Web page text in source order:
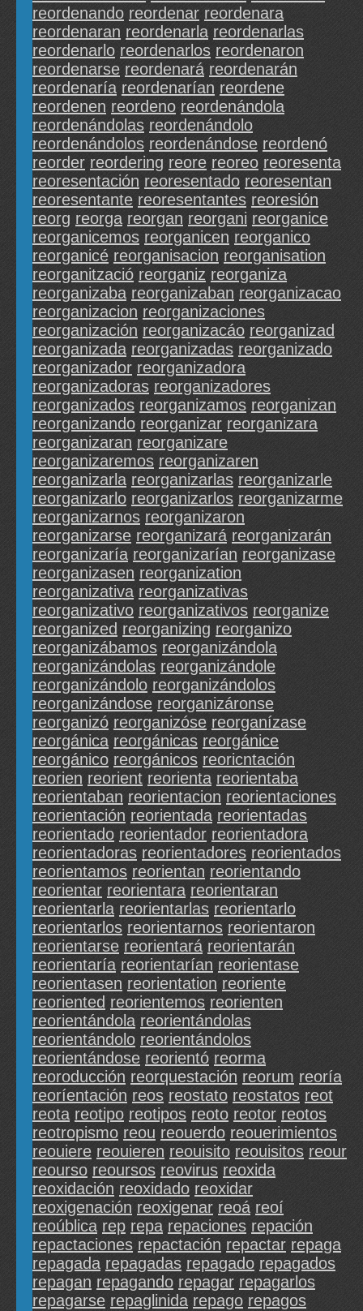
reordenando reordenar reordenara
reordenaran reordenarla reordenarlas
reordenarlo reordenarlos reordenaron
reordenarse reordenará reordenarán
reordenaría reordenarían reordene
reordenen reordeno reordenándola
reordenándolas reordenándolo
reordenándolos reordenándose reordenó
reorder reordering reore reoreo reoresenta
reoresentación reoresentado reoresentan
reoresentante reoresentantes reoresión
reorg reorga reorgan reorgani reorganice
reorganicemos reorganicen reorganico
reorganicé reorganisacion reorganisation
reorganització reorganiz reorganiza
reorganizaba reorganizaban reorganizacao
reorganizacion reorganizaciones
reorganización reorganizacáo reorganizad
reorganizada reorganizadas reorganizado
reorganizador reorganizadora
reorganizadoras reorganizadores
reorganizados reorganizamos reorganizan
reorganizando reorganizar reorganizara
reorganizaran reorganizare
reorganizaremos reorganizaren
reorganizarla reorganizarlas reorganizarle
reorganizarlo reorganizarlos reorganizarme
reorganizarnos reorganizaron
reorganizarse reorganizará reorganizarán
reorganizaría reorganizarían reorganizase
reorganizasen reorganization
reorganizativa reorganizativas
reorganizativo reorganizativos reorganize
reorganized reorganizing reorganizo
reorganizábamos reorganizándola
reorganizándolas reorganizándole
reorganizándolo reorganizándolos
reorganizándose reorganizáronse
reorganizó reorganizóse reorganízase
reorgánica reorgánicas reorgánice
reorgánico reorgánicos reoricntación
reorien reorient reorienta reorientaba
reorientaban reorientacion reorientaciones
reorientación reorientada reorientadas
reorientado reorientador reorientadora
reorientadoras reorientadores reorientados
reorientamos reorientan reorientando
reorientar reorientara reorientaran
reorientarla reorientarlas reorientarlo
reorientarlos reorientarnos reorientaron
reorientarse reorientará reorientarán
reorientaría reorientarían reorientase
reorientasen reorientation reoriente
reoriented reorientemos reorienten
reorientándola reorientándolas
reorientándolo reorientándolos
reorientándose reorientó reorma
reoroducción reorquestación reorum reoría
reoríentación reos reostato reostatos reot
reota reotipo reotipos reoto reotor reotos
reotropismo reou reouerdo reouerimientos
reouiere reouieren reouisito reouisitos reour
reourso reoursos reovirus reoxida
reoxidación reoxidado reoxidar
reoxigenación reoxigenar reoá reoí
reoública rep repa repaciones repación
repactaciones repactación repactar repaga
repagada repagadas repagado repagados
repagan repagando repagar repagarlos
repagarse repaglinida repago repagos